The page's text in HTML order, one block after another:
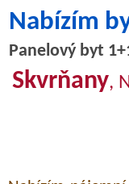
Nabízím
Panelový byt
Skvrňany,